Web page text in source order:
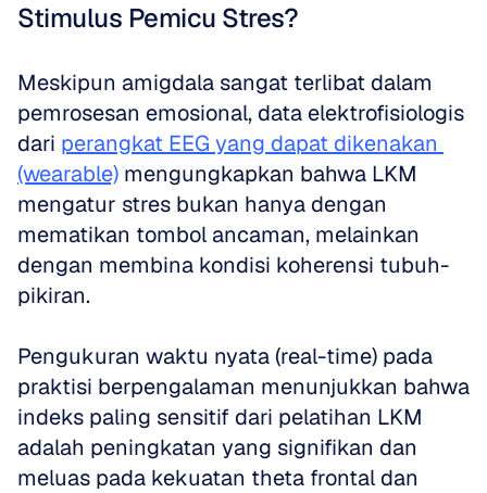
Stimulus Pemicu Stres?
Meskipun amigdala sangat terlibat dalam
pemrosesan emosional, data elektrofisiologis
dari perangkat EEG yang dapat dikenakan
(wearable) mengungkapkan bahwa LKM
mengatur stres bukan hanya dengan
mematikan tombol ancaman, melainkan
dengan membina kondisi koherensi tubuh-
pikiran.
Pengukuran waktu nyata (real-time) pada
praktisi berpengalaman menunjukkan bahwa
indeks paling sensitif dari pelatihan LKM
adalah peningkatan yang signifikan dan
meluas pada kekuatan theta frontal dan